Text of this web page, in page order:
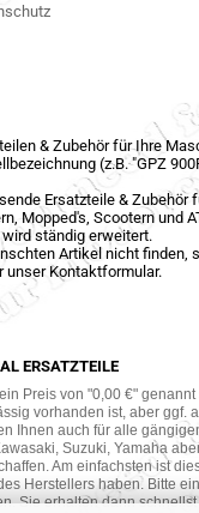
& Zubehör für Ihre
(z.B. "GPZ
Ersatzteile & Zubehör
Mopped's, Scootern und
ständig erweitert.
Artikel nicht finden,
unser Kontaktformular.
ERSATZTEILE
Preis von "0,00 €"
vorhanden ist, aber ggf.
Ihnen auch für alle
Suzuki, Yamaha
Am einfachsten ist
Herstellers haben. Bitte
Sie erhalten dann